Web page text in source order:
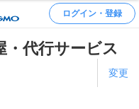
ログイン・登録
・代行サービス
変更